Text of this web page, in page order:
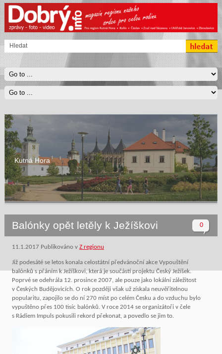
Kutná Hora
0
Balónky opět letěly k Ježíškovi
11.1.2017 Publikováno v Z regionu
Již podesáté se letos konala celostátní předvánoční akce Vypouštění
balónků s přáním k Ježíškovi, která je součástí projektu Český Ježíšek.
Poprvé se odehrála 12. prosince 2007, ale pouze jako lokální záležitost
v Českých Budějovicích. O rok později však už získala neuvěřitelnou
popularitu, zapojilo se do ní 270 míst po celém Česku a do vzduchu bylo
vypuštěno přes 100 tisíc balónků. V roce 2014 se organizátoři v čele
s Rádiem Impuls pokusili rekord překonat, a povedlo se jim to.